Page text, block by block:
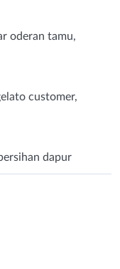
oderan tamu,
customer,
dapur